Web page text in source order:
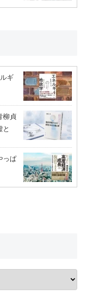
ギ
柳貞
と
っぱ